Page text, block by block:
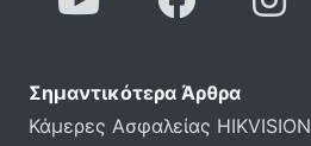
Σημαντικότερα Άρθρα
Κάμερες Ασφαλείας HIKVISION